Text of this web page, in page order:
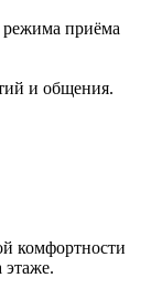
режима приёма
и общения.
комфортности
этаже.